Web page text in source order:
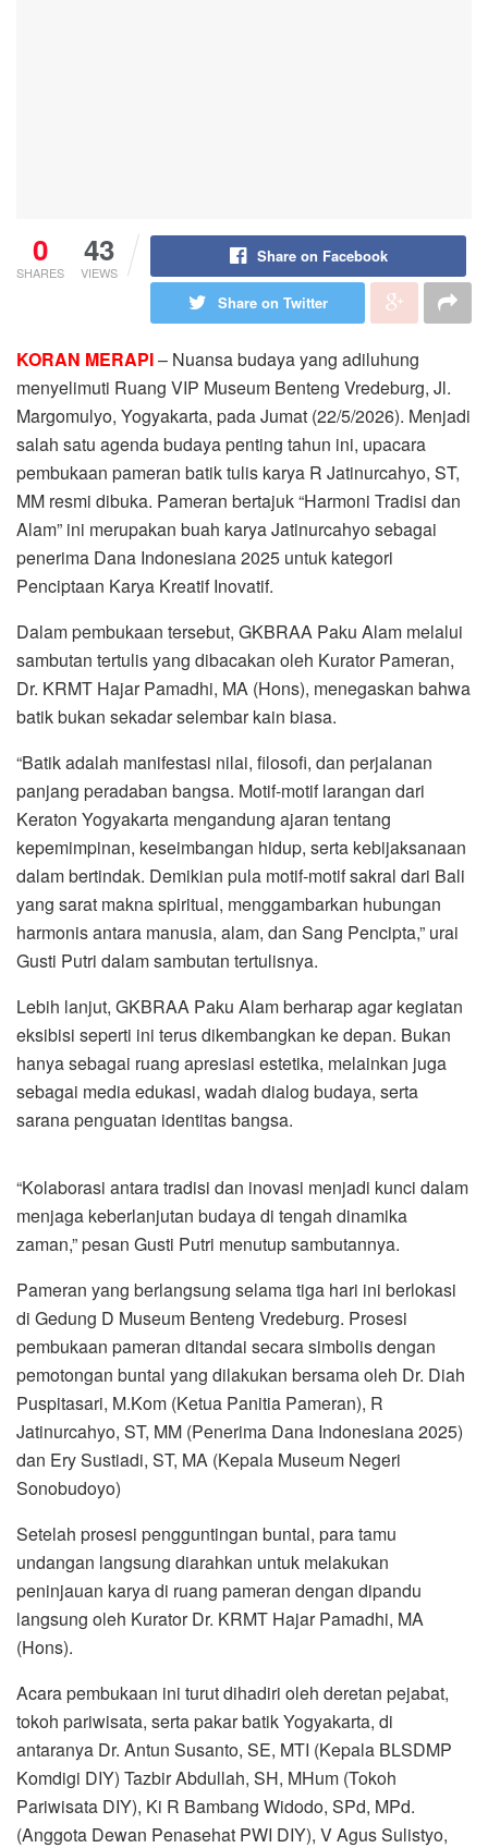
0
SHARES
43
VIEWS
Share on Facebook
Share on Twitter
KORAN MERAPI– Nuansa budaya yang adiluhung
menyelimuti Ruang VIP Museum Benteng Vredeburg, Jl.
Margomulyo, Yogyakarta, pada Jumat (22/5/2026). Menjadi
salah satu agenda budaya penting tahun ini, upacara
pembukaan pameran batik tulis karya R Jatinurcahyo, ST,
MM resmi dibuka. Pameran bertajuk “Harmoni Tradisi dan
Alam” ini merupakan buah karya Jatinurcahyo sebagai
penerima Dana Indonesiana 2025 untuk kategori
Penciptaan Karya Kreatif Inovatif.
Dalam pembukaan tersebut, GKBRAA Paku Alam melalui
sambutan tertulis yang dibacakan oleh Kurator Pameran,
Dr. KRMT Hajar Pamadhi, MA (Hons), menegaskan bahwa
batik bukan sekadar selembar kain biasa.
“Batik adalah manifestasi nilai, filosofi, dan perjalanan
panjang peradaban bangsa. Motif-motif larangan dari
Keraton Yogyakarta mengandung ajaran tentang
kepemimpinan, keseimbangan hidup, serta kebijaksanaan
dalam bertindak. Demikian pula motif-motif sakral dari Bali
yang sarat makna spiritual, menggambarkan hubungan
harmonis antara manusia, alam, dan Sang Pencipta,” urai
Gusti Putri dalam sambutan tertulisnya.
Lebih lanjut, GKBRAA Paku Alam berharap agar kegiatan
eksibisi seperti ini terus dikembangkan ke depan. Bukan
hanya sebagai ruang apresiasi estetika, melainkan juga
sebagai media edukasi, wadah dialog budaya, serta
sarana penguatan identitas bangsa.
“Kolaborasi antara tradisi dan inovasi menjadi kunci dalam
menjaga keberlanjutan budaya di tengah dinamika
zaman,” pesan Gusti Putri menutup sambutannya.
Pameran yang berlangsung selama tiga hari ini berlokasi
di Gedung D Museum Benteng Vredeburg. Prosesi
pembukaan pameran ditandai secara simbolis dengan
pemotongan buntal yang dilakukan bersama oleh Dr. Diah
Puspitasari, M.Kom (Ketua Panitia Pameran), R
Jatinurcahyo, ST, MM (Penerima Dana Indonesiana 2025)
dan Ery Sustiadi, ST, MA (Kepala Museum Negeri
Sonobudoyo)
Setelah prosesi pengguntingan buntal, para tamu
undangan langsung diarahkan untuk melakukan
peninjauan karya di ruang pameran dengan dipandu
langsung oleh Kurator Dr. KRMT Hajar Pamadhi, MA
(Hons).
Acara pembukaan ini turut dihadiri oleh deretan pejabat,
tokoh pariwisata, serta pakar batik Yogyakarta, di
antaranya Dr. Antun Susanto, SE, MTI (Kepala BLSDMP
Komdigi DIY) Tazbir Abdullah, SH, MHum (Tokoh
Pariwisata DIY), Ki R Bambang Widodo, SPd, MPd.
(Anggota Dewan Penasehat PWI DIY), V Agus Sulistyo,